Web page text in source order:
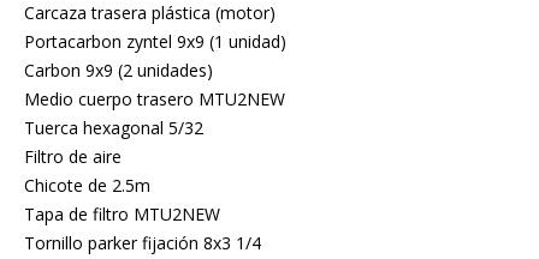
Carcaza trasera plástica (motor)
Portacarbon zyntel 9x9 (1 unidad)
Carbon 9x9 (2 unidades)
Medio cuerpo trasero MTU2NEW
Tuerca hexagonal 5/32
Filtro de aire
Chicote de 2.5m
Tapa de filtro MTU2NEW
Tornillo parker fijación 8x3 1/4